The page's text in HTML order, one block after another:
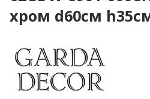
хром d60см